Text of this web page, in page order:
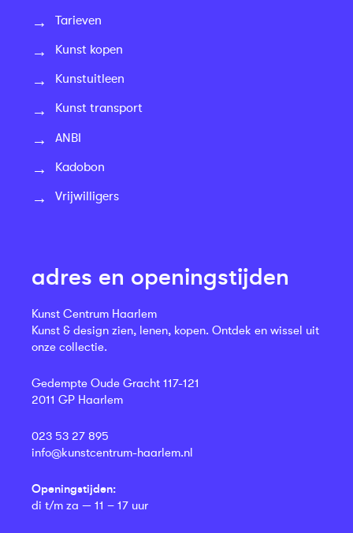
Tarieven
Kunst kopen
Kunstuitleen
Kunst transport
ANBI
Kadobon
Vrijwilligers
adres en openingstijden
Kunst Centrum Haarlem
Kunst & design zien, lenen, kopen. Ontdek en wissel uit
onze collectie.
Gedempte Oude Gracht 117-121
2011 GP Haarlem
023 53 27 895
info@kunstcentrum-haarlem.nl
Openingstijden:
di t/m za — 11 – 17 uur